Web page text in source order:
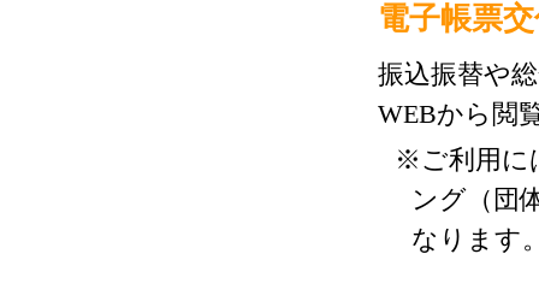
電子帳票
振込振替や
WEBから閲
※ご利用に
ング（団
なります